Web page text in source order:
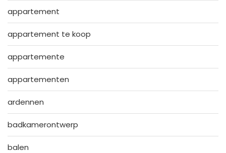
appartement
appartement te koop
appartemente
appartementen
ardennen
badkamerontwerp
balen